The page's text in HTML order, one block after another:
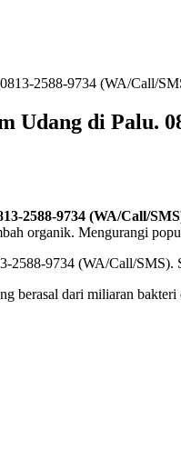
2588-9734 (WA/Call/
Udang di Palu.
2588-9734 (WA/Call/
organik. Mengurangi
dari miliaran bakteri